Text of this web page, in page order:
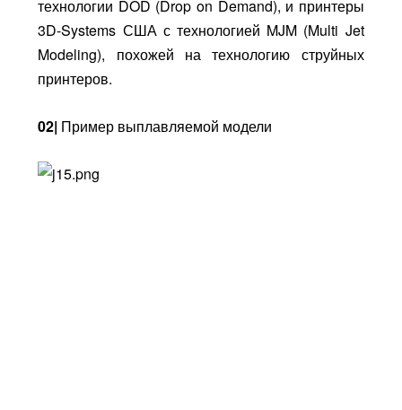
технологии DOD (Drop on Demand), и принтеры
3D-Systems США с технологией MJM (Multi Jet
Modeling), похожей на технологию струйных
принтеров.
02| Пример выплавляемой модели